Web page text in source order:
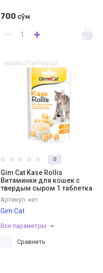
700 сўм
0
Gim Cat Kase Rollis
Витаминки для кошек с
твердым сыром 1 таблетка
Артикул: нет
Gim Cat
Все параметры
Сравнить